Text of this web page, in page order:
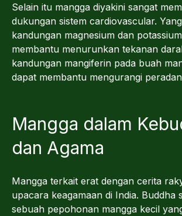
Selain itu mangga diyakini sangat
dukungan sistem cardiovascular.
kandungan magnesium dan
membantu menurunkan tekanan
kandungan mangiferin pada buah
dapat membantu mengurangi
Mangga dalam
dan Agama
Mangga terkait erat dengan cerita
upacara keagamaan di India. Buddha
sebuah pepohonan mangga kecil